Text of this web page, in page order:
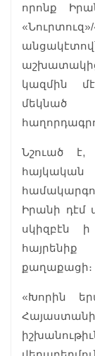
որոնք
կազմին
մեկնած
Նշուած է,
հայկական
Իրանի դէմ
սկիզբէն
քաղաքացի։
«Խորին